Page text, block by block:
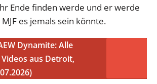
Ende finden werde und er werde
es jemals sein könnte.
Dynamite: Alle
aus Detroit,